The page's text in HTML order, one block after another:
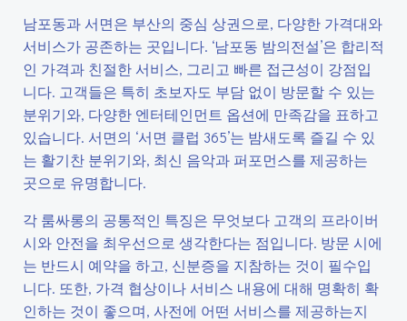
남포동과 서면은 부산의 중심 상권으로, 다양한 가격대와
서비스가 공존하는 곳입니다. ‘남포동 밤의전설’은 합리적
인 가격과 친절한 서비스, 그리고 빠른 접근성이 강점입
니다. 고객들은 특히 초보자도 부담 없이 방문할 수 있는
분위기와, 다양한 엔터테인먼트 옵션에 만족감을 표하고
있습니다. 서면의 ‘서면 클럽 365’는 밤새도록 즐길 수 있
는 활기찬 분위기와, 최신 음악과 퍼포먼스를 제공하는
곳으로 유명합니다.
각 룸싸롱의 공통적인 특징은 무엇보다 고객의 프라이버
시와 안전을 최우선으로 생각한다는 점입니다. 방문 시에
는 반드시 예약을 하고, 신분증을 지참하는 것이 필수입
니다. 또한, 가격 협상이나 서비스 내용에 대해 명확히 확
인하는 것이 좋으며, 사전에 어떤 서비스를 제공하는지